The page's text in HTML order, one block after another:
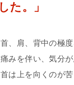
した。」
首、肩、背中の極
痛みを伴い、気分
首は上を向くのが